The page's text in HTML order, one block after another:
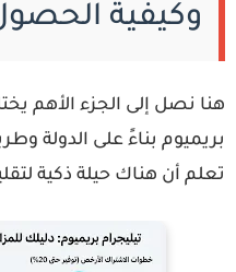
وكيفية
نصل إلى الجزء الأهم
بناءً على الدولة
أن هناك حيلة ذكية